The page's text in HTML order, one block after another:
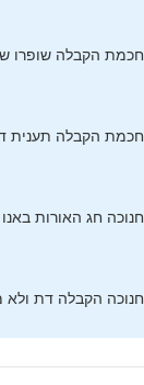
חכמת הקבלה שופרו
חכמת הקבלה תענית
חנוכה חג האורות
חנוכה הקבלה דת ולא